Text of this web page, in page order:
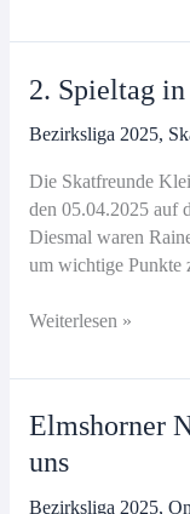
2. Spieltag
Bezirksliga 2025,
Die Skatfreunde
den 05.04.2025 auf
Diesmal waren
um wichtige Punkte
2.
in
Landes-
und
Weiterlesen »
Elmshorner
uns
Bezirksliga 2025,